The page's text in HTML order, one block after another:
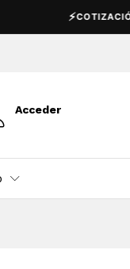
COTIZACIÓN
Acceder